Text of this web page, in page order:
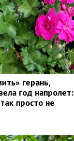
герань,
год напролет:
просто не